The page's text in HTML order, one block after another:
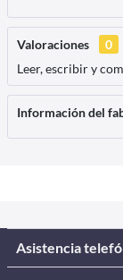
Valoraciones
0
Leer, escribir y
Información del
Asistencia